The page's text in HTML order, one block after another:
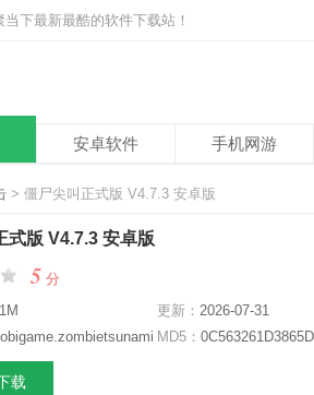
下最新最酷的软件下载站！
安卓软件 手机网游
> 僵尸尖叫正式版 V4.7.3 安卓版
式版 V4.7.3 安卓版
5 分
更新： 2026-07-31
MD5：
载